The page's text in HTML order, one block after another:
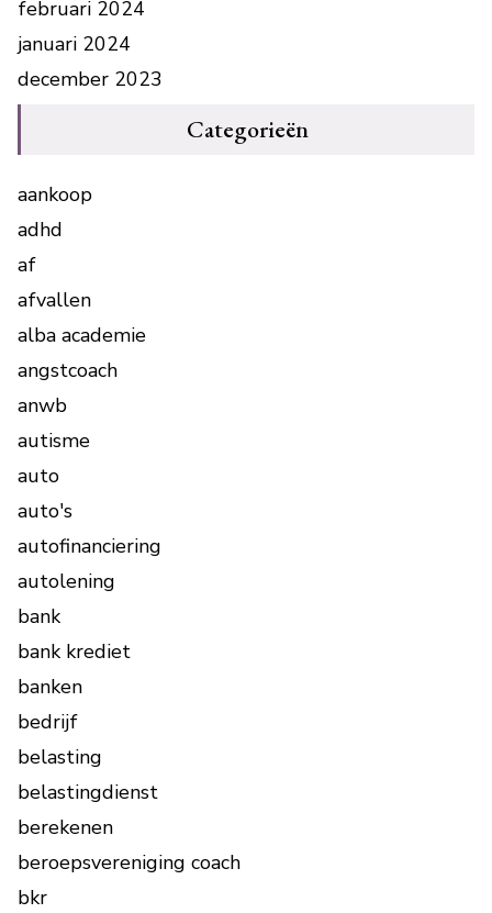
februari 2024
januari 2024
december 2023
Categorieën
aankoop
adhd
af
afvallen
alba academie
angstcoach
anwb
autisme
auto
auto's
autofinanciering
autolening
bank
bank krediet
banken
bedrijf
belasting
belastingdienst
berekenen
beroepsvereniging coach
bkr